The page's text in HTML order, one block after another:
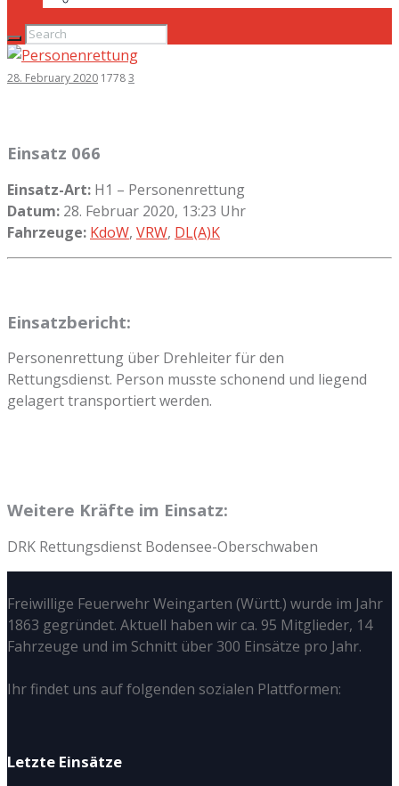
28. February 2020 17783
Einsatz 066
Einsatz-Art: H1 – Personenrettung
Datum: 28. Februar 2020, 13:23 Uhr
Fahrzeuge: KdoW, VRW, DL(A)K
Einsatzbericht:
Personenrettung über Drehleiter für den
Rettungsdienst. Person musste schonend und liegend
gelagert transportiert werden.
Weitere Kräfte im Einsatz:
DRK Rettungsdienst Bodensee-Oberschwaben
Freiwillige Feuerwehr Weingarten (Württ.) wurde im Jahr
1863 gegründet. Aktuell haben wir ca. 95 Mitglieder, 14
Fahrzeuge und im Schnitt über 300 Einsätze pro Jahr.
Ihr findet uns auf folgenden sozialen Plattformen:
Letzte Einsätze